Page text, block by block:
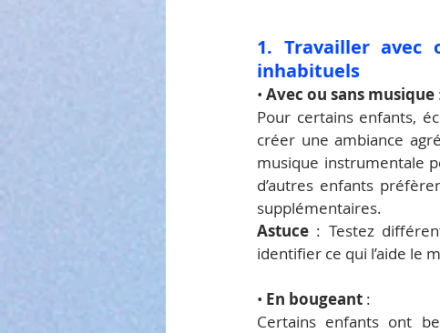
1. Travailler avec
inhabituels
• Avec ou sans musique
Pour certains enfants,
créer une ambiance
musique instrumentale
d’autres enfants
supplémentaires.
Astuce : Testez
identifier ce qui l’aide le
• En bougeant :
Certains enfants ont